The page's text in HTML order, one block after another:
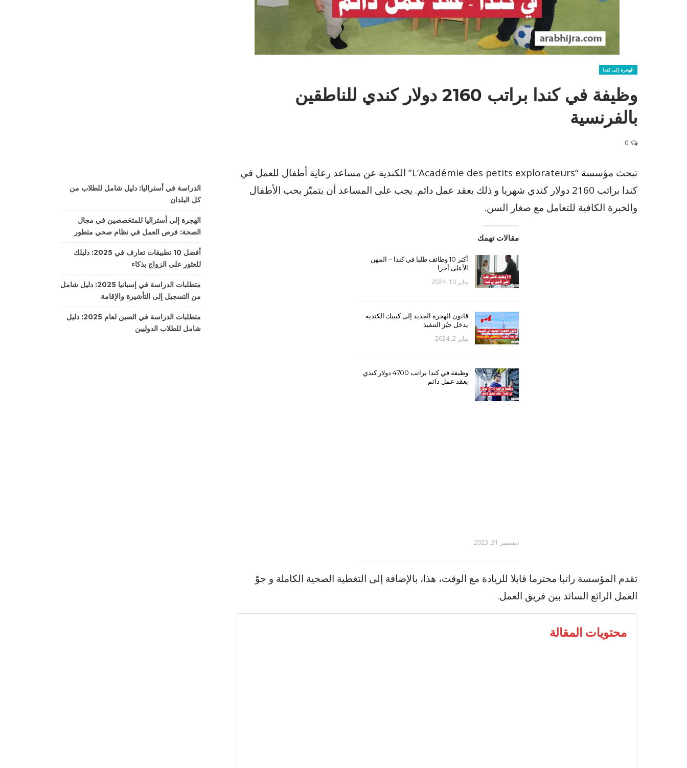
الهجرة إلى كندا
وظيفة في كندا براتب 2160 دولار كندي للناطقين
بالفرنسية
تبحث مؤسسة “L’Académie des petits explorateurs” الكندية عن مساعد رعاية أطفال للعمل في
كندا براتب 2160 دولار كندي شهريا و ذلك بعقد عمل دائم. يجب على المساعد أن يتميّز بحب الأطفال
والخبرة الكافية للتعامل مع صغار السن.
مقالات تهمك
أكثر 10 وظائف طلبا في كندا – المهن
الأعلى أجرا
يناير 10, 2024
قانون الهجرة الجديد إلى كيبيك الكندية
يدخل حيّز التنفيذ
يناير 2, 2024
وظيفة في كندا براتب 4700 دولار كندي
بعقد عمل دائم
ديسمبر 31, 2023
تقدم المؤسسة راتبا محترما قابلا للزيادة مع الوقت، هذا، بالإضافة إلى التغطية الصحية الكاملة و جوّ
العمل الرائع السائد بين فريق العمل.
محتويات المقالة
الدراسة في أستراليا: دليل شامل للطلاب من
كل البلدان
الهجرة إلى أستراليا للمتخصصين في مجال
الصحة: فرص العمل في نظام صحي متطور
أفضل 10 تطبيقات تعارف في 2025: دليلك
للعثور على الزواج بذكاء
متطلبات الدراسة في إسبانيا 2025: دليل شامل
من التسجيل إلى التأشيرة والإقامة
متطلبات الدراسة في الصين لعام 2025: دليل
شامل للطلاب الدوليين